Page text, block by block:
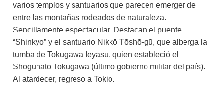
varios templos y santuarios que parecen emerger de
entre las montañas rodeados de naturaleza.
Sencillamente espectacular. Destacan el puente
“Shinkyo” y el santuario Nikkō Tōshō-gū, que alberga la
tumba de Tokugawa Ieyasu, quien estableció el
Shogunato Tokugawa (último gobierno militar del país).
Al atardecer, regreso a Tokio.